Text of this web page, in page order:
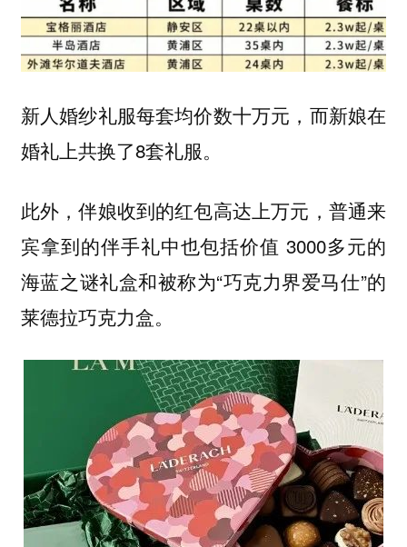
新人婚纱礼服每套均价数十万元，而新娘在
婚礼上共换了8套礼服。
此外，伴娘收到的红包高达上万元，普通来
宾拿到的伴手礼中也包括价值 3000多元的
海蓝之谜礼盒和被称为“巧克力界爱马仕”的
莱德拉巧克力盒。